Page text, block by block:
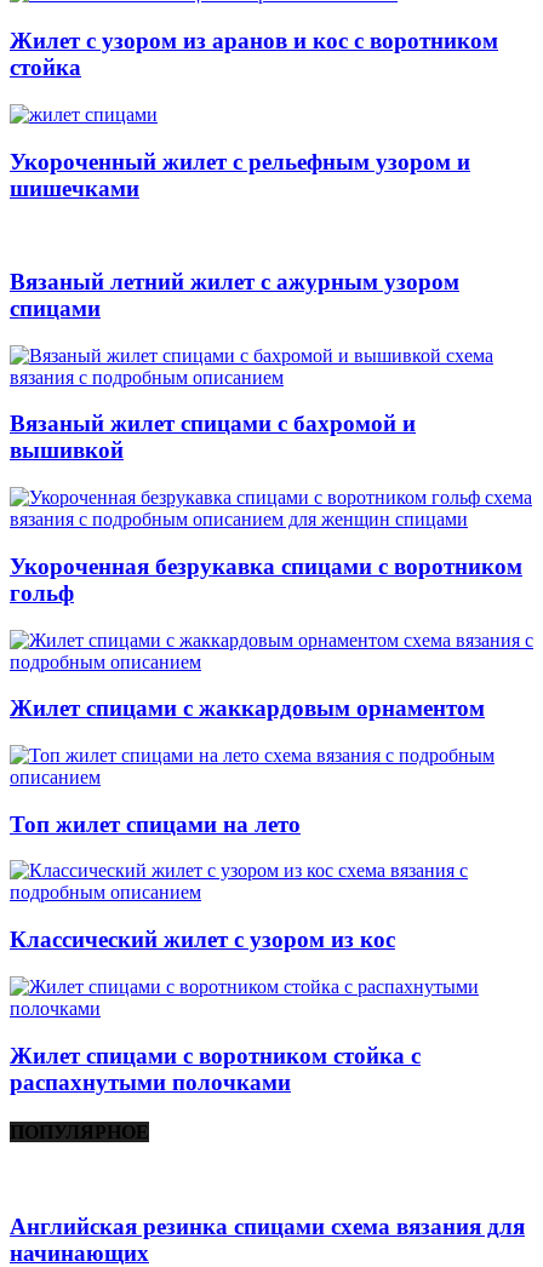
Жилет с узором из аранов и кос с воротником
стойка
Укороченный жилет с рельефным узором и
шишечками
Вязаный летний жилет с ажурным узором
спицами
Вязаный жилет спицами с бахромой и
вышивкой
Укороченная безрукавка спицами с воротником
гольф
Жилет спицами с жаккардовым орнаментом
Топ жилет спицами на лето
Классический жилет с узором из кос
Жилет спицами с воротником стойка с
распахнутыми полочками
ПОПУЛЯРНОЕ
Английская резинка спицами схема вязания для
начинающих